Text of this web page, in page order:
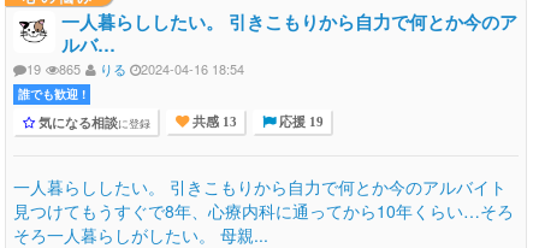
一人暮らししたい。 引きこもりから自力で何とか今のア
ルバ…
19 865 りる 2024-04-16 18:54
誰でも歓迎 !
気になる相談に登録 共感 13 応援 19
一人暮らししたい。 引きこもりから自力で何とか今のアルバイト
見つけてもうすぐで8年、心療内科に通ってから10年くらい…そろ
そろ一人暮らしがしたい。 母親...